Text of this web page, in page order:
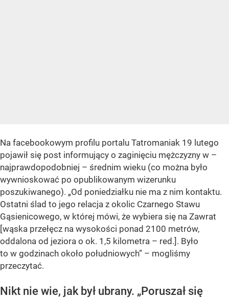
Na facebookowym profilu portalu Tatromaniak 19 lutego
pojawił się post informujący o zaginięciu mężczyzny w –
najprawdopodobniej – średnim wieku (co można było
wywnioskować po opublikowanym wizerunku
poszukiwanego). „Od poniedziałku nie ma z nim kontaktu.
Ostatni ślad to jego relacja z okolic Czarnego Stawu
Gąsienicowego, w której mówi, że wybiera się na Zawrat
[wąska przełęcz na wysokości ponad 2100 metrów,
oddalona od jeziora o ok. 1,5 kilometra – red.]. Było
to w godzinach około południowych” – mogliśmy
przeczytać.
Nikt nie wie, jak był ubrany. „Poruszał się